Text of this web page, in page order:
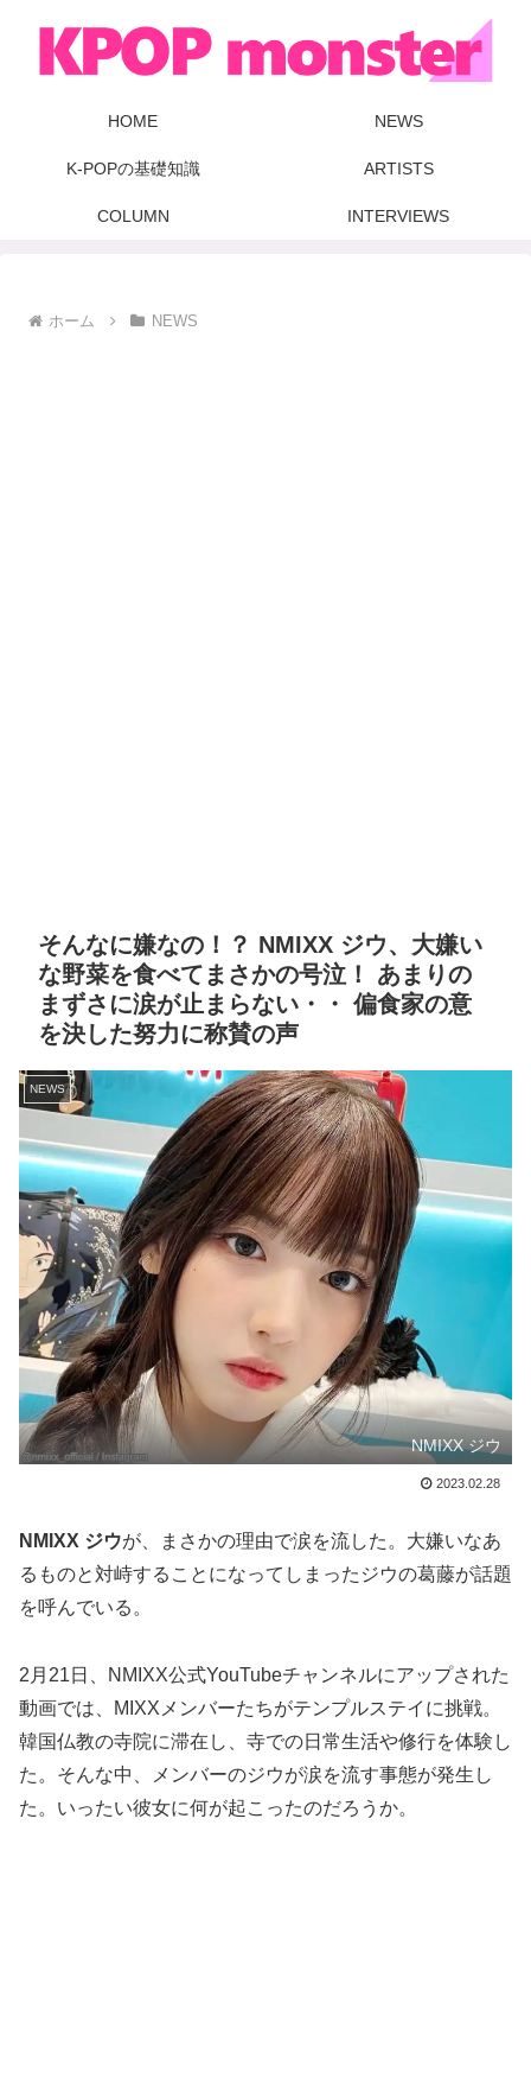
HOME NEWS
K-POPの基礎知識 ARTISTS
COLUMN INTERVIEWS
ホーム NEWS
そんなに嫌なの！？ NMIXX ジウ、大嫌い
な野菜を食べてまさかの号泣！ あまりの
まずさに涙が止まらない・・ 偏食家の意
を決した努力に称賛の声
NEWS
NMIXX ジウ
2023.02.28
NMIXX ジウが、まさかの理由で涙を流した。大嫌いなあ
るものと対峙することになってしまったジウの葛藤が話題
を呼んでいる。
2月21日、NMIXX公式YouTubeチャンネルにアップされた
動画では、MIXXメンバーたちがテンプルステイに挑戦。
韓国仏教の寺院に滞在し、寺での日常生活や修行を体験し
た。そんな中、メンバーのジウが涙を流す事態が発生し
た。いったい彼女に何が起こったのだろうか。